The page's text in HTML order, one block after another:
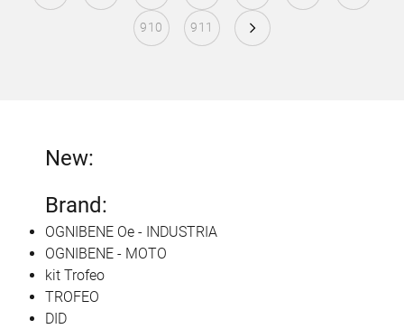
910 911
New:
Brand:
OGNIBENE Oe - INDUSTRIA
OGNIBENE - MOTO
kit Trofeo
TROFEO
DID